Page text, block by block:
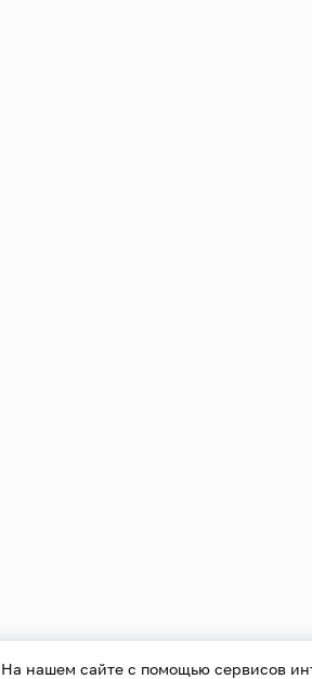
На нашем сайте с помощью сервисов